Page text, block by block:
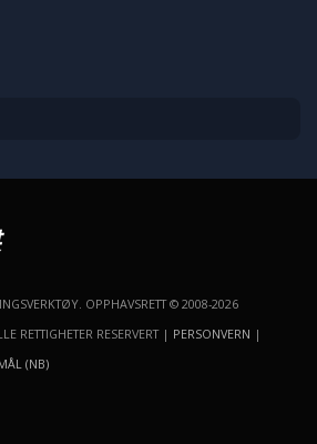
OPPHAVSRETT © 2008-2026
RETTIGHETER RESERVERT | PERSONVERN |
(NB)